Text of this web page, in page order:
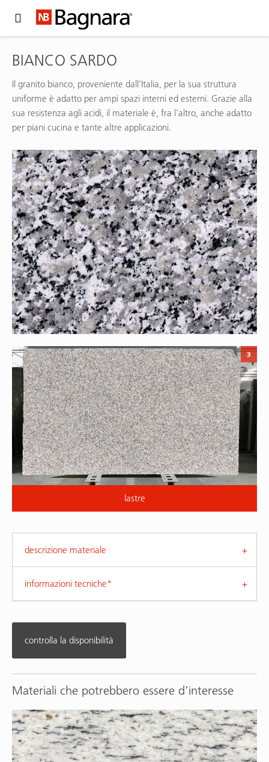
BIANCO SARDO
Il granito bianco, proveniente dall’Italia, per la sua struttura
uniforme è adatto per ampi spazi interni ed esterni. Grazie alla
sua resistenza agli acidi, il materiale è, fra l’altro, anche adatto
per piani cucina e tante altre applicazioni.
lastre
3
descrizione materiale
informazioni tecniche*
controlla la disponibilità
Materiali che potrebbero essere d'interesse